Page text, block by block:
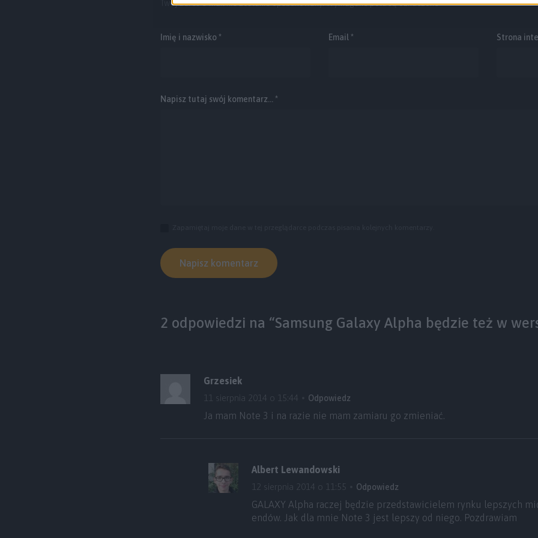
Twój adres e-mail nie zostanie opublikowany.Wymagane pola są oznaczone*
Imię i nazwisko * Email * Strona
Napisz tutaj swój komentarz... *
2 odpowiedzi na “Samsung Galaxy Alpha będzie też w
Grzesiek
11 sierpnia 2014 o 15:44 Odpowiedz
Ja mam Note 3 i na razie nie mam zamiaru go zmieniać.
Albert Lewandowski
12 sierpnia 2014 o 11:55 Odpowiedz
GALAXY Alpha raczej będzie przedstawicielem rynku lepszych
endów. Jak dla mnie Note 3 jest lepszy od niego. Pozdrawiam